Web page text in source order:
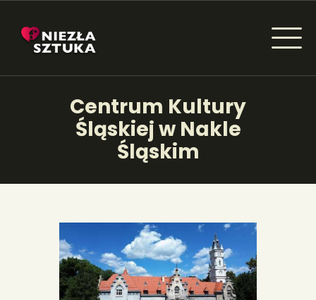
Centrum Kultury
Śląskiej w Nakle
Śląskim
NIEZŁA SZTUKA - NEWSY
Sztuka dla każdego od amatora do konesera.
INSPIRACJE
KSIĄŻKI